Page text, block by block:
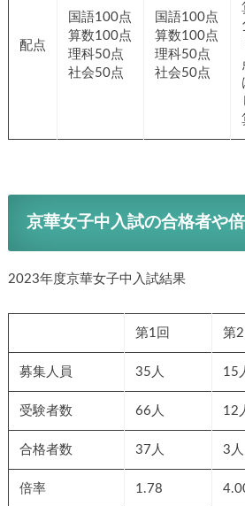
配点
国語100点
算数100点
理科50点
社会50点
国語100点
算数100点
理科50点
社会50点
京華女子中入試の合格者や
2023年度京華女子中入試結果
第1回 第2
募集人員 35人 15
受験者数 66人 12
合格者数 37人 3人
倍率 1.78